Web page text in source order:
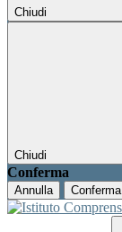
Chiudi
Chiudi
Conferma
Annulla Conferma